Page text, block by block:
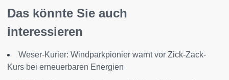
Das könnte Sie auch
interessieren
Weser-Kurier: Windparkpionier warnt vor Zick-Zack-
Kurs bei erneuerbaren Energien